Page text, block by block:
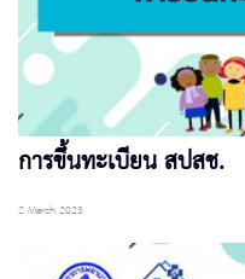
การขึ้นทะเบียน สปสช.
2 March 2023